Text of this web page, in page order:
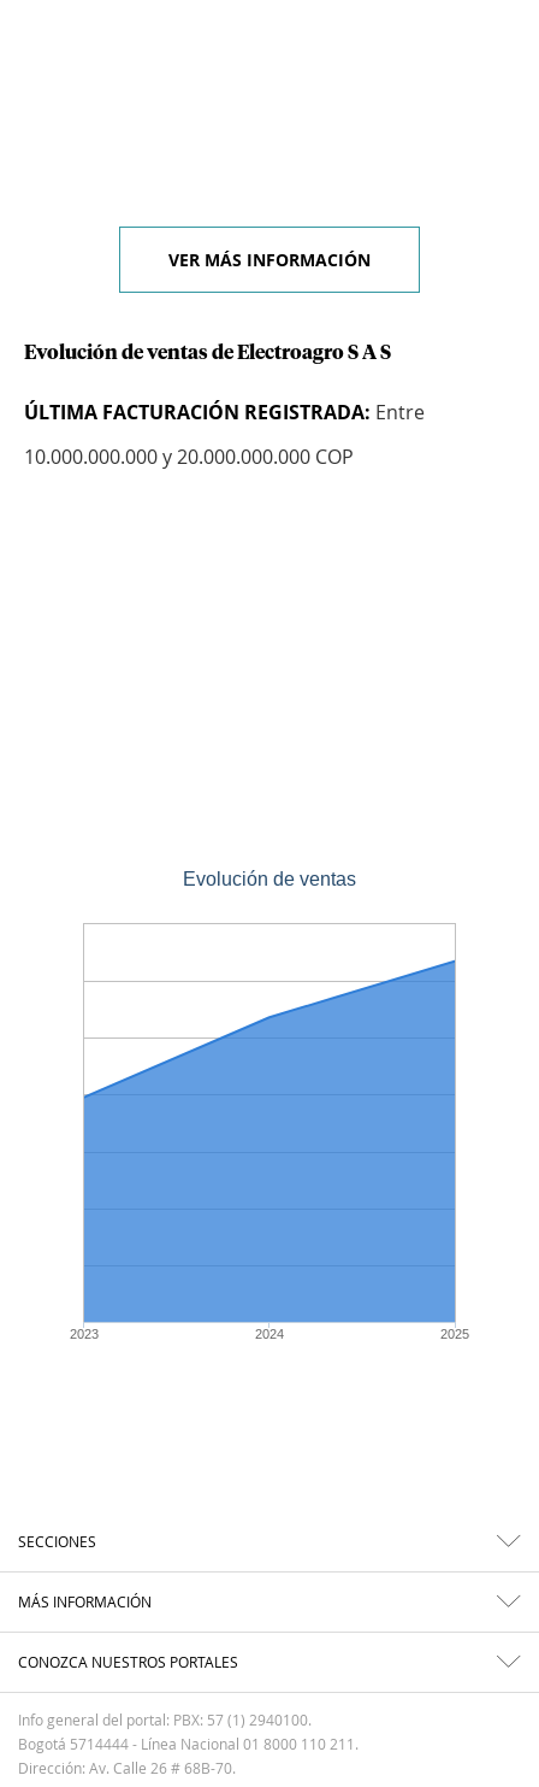
VER MÁS INFORMACIÓN
Evolución de ventas de Electroagro S A S
ÚLTIMA FACTURACIÓN REGISTRADA: Entre
10.000.000.000 y 20.000.000.000 COP
Evolución de ventas
2023 2024 2025
SECCIONES
MÁS INFORMACIÓN
CONOZCA NUESTROS PORTALES
Info general del portal: PBX: 57 (1) 2940100.
Bogotá 5714444 - Línea Nacional 01 8000 110 211.
Dirección: Av. Calle 26 # 68B-70.